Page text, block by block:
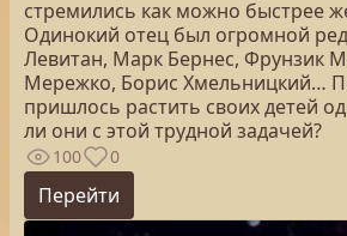
стремились как можно быстрее
Одинокий отец был огромной
Левитан, Марк Бернес, Фрунзик
Мережко, Борис Хмельницкий…
пришлось растить своих детей
ли они с этой трудной задачей?
100 0
Перейти